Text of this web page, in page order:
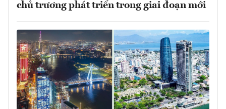
chủ trương phát triển trong giai đoạn mới